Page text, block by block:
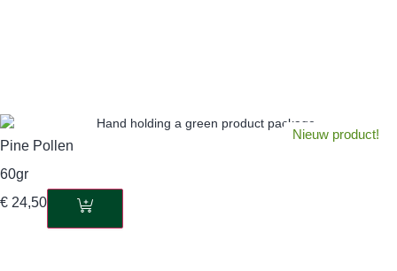
Nieuw product!
Pine Pollen
60gr
€ 24,50